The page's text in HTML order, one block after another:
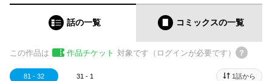
話の一覧 コミックスの一覧
この作品は 作品チケット 対象です（ログインが必要です）
81 - 32 31 - 1 1話から